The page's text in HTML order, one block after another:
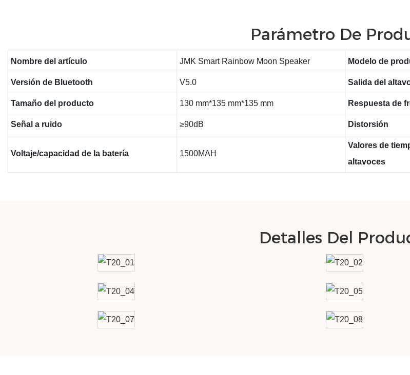
Parámetro De
Nombre del artículo JMK Smart Rainbow Moon Speaker Modelo de
Versión de Bluetooth V5.0 Salida del
Tamaño del producto 130 mm*135 mm*135 mm Respuesta de
Señal a ruido ≥90dB Distorsión
Voltaje/capacidad de la batería 1500MAH
Valores de
altavoces
Detalles Del